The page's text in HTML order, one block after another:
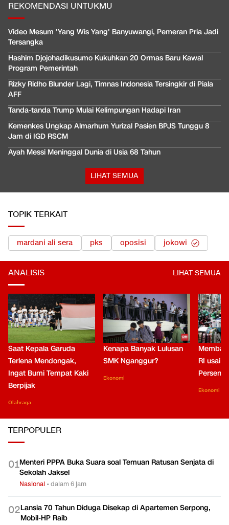
REKOMENDASI UNTUKMU
Video Mesum 'Yang Wis Yang' Banyuwangi, Pemeran Pria Jadi
Tersangka
Hashim Djojohadikusumo Kukuhkan 20 Ormas Baru Kawal
Program Pemerintah
Rizky Ridho Blunder Lagi, Timnas Indonesia Tersingkir di Piala
AFF
Tanda-tanda Trump Mulai Kelimpungan Hadapi Iran
Kemenkes Ungkap Almarhum Yurizal Pasien BPJS Tunggu 8
Jam di IGD RSCM
Ayah Messi Meninggal Dunia di Usia 68 Tahun
LIHAT SEMUA
TOPIK TERKAIT
mardani ali sera pks oposisi jokowi
ANALISIS LIHAT SEMUA
Saat Kepala Garuda
Terlena Mendongak,
Ingat Bumi Tempat Kaki
Berpijak
Olahraga
Kenapa Banyak Lulusan
SMK Nganggur?
Ekonomi
RI usai
Persen
Ekonomi
TERPOPULER
01Menteri PPPA Buka Suara soal Temuan Ratusan Senjata di
Sekolah Jaksel
Nasional •dalam 6 jam
02Lansia 70 Tahun Diduga Disekap di Apartemen Serpong,
Mobil-HP Raib